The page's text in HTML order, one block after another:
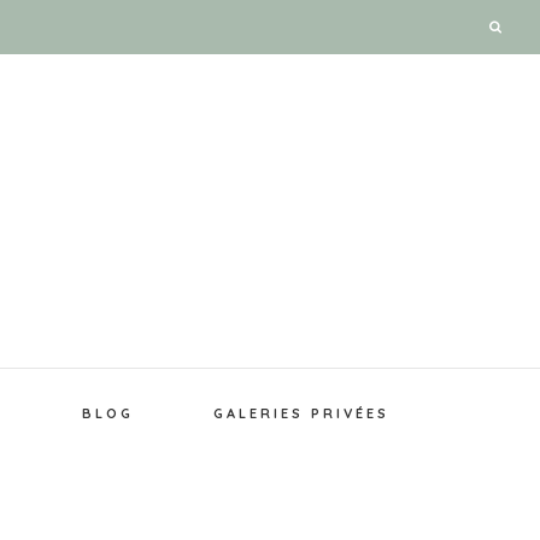
BLOG GALERIES PRIVÉES